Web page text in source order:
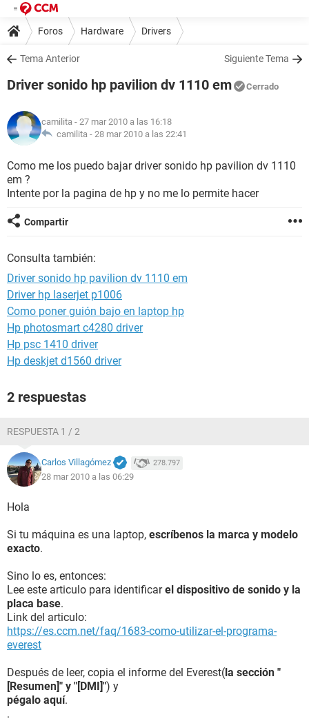
Foros Hardware Drivers
Tema Anterior Siguiente Tema
Driver sonido hp pavilion dv 1110 em Cerrado
camilita - 27 mar 2010 a las 16:18
camilita - 28 mar 2010 a las 22:41
Como me los puedo bajar driver sonido hp pavilion dv 1110
em ?
Intente por la pagina de hp y no me lo permite hacer
Compartir
Consulta también:
Driver sonido hp pavilion dv 1110 em
Driver hp laserjet p1006
Como poner guión bajo en laptop hp
Hp photosmart c4280 driver
Hp psc 1410 driver
Hp deskjet d1560 driver
2 respuestas
RESPUESTA 1 / 2
Carlos Villagómez 278.797
28 mar 2010 a las 06:29
Hola
Si tu máquina es una laptop, escríbenos la marca y modelo
exacto.
Sino lo es, entonces:
Lee este articulo para identificarel dispositivo de sonido y la
placa base.
Link del articulo:
https://es.ccm.net/faq/1683-como-utilizar-el-programa-
everest
Después de leer, copia el informe del Everest(la sección "
[Resumen]" y "[DMI]") y
pégalo aquí.
.